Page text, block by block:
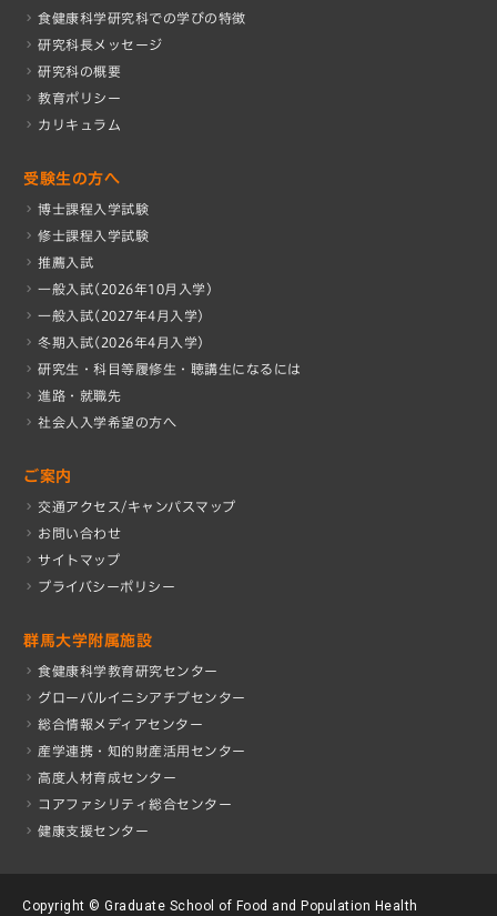
食健康科学研究科での学びの特徴
研究科長メッセージ
研究科の概要
教育ポリシー
カリキュラム
受験生の方へ
博士課程入学試験
修士課程入学試験
推薦入試
一般入試(2026年10月入学)
一般入試(2027年4月入学)
冬期入試(2026年4月入学)
研究生・科目等履修生・聴講生になるには
進路・就職先
社会人入学希望の方へ
ご案内
交通アクセス/キャンパスマップ
お問い合わせ
サイトマップ
プライバシーポリシー
群馬大学附属施設
食健康科学教育研究センター
グローバルイニシアチブセンター
総合情報メディアセンター
産学連携・知的財産活⽤センター
高度人材育成センター
コアファシリティ総合センター
健康支援センター
Copyright © Graduate School of Food and Population Health